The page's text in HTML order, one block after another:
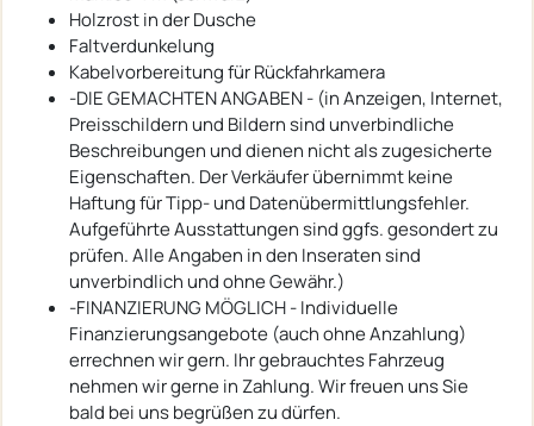
Holzrost in der Dusche
Faltverdunkelung
Kabelvorbereitung für Rückfahrkamera
-DIE GEMACHTEN ANGABEN - (in Anzeigen, Internet,
Preisschildern und Bildern sind unverbindliche
Beschreibungen und dienen nicht als zugesicherte
Eigenschaften. Der Verkäufer übernimmt keine
Haftung für Tipp- und Datenübermittlungsfehler.
Aufgeführte Ausstattungen sind ggfs. gesondert zu
prüfen. Alle Angaben in den Inseraten sind
unverbindlich und ohne Gewähr.)
-FINANZIERUNG MÖGLICH - Individuelle
Finanzierungsangebote (auch ohne Anzahlung)
errechnen wir gern. Ihr gebrauchtes Fahrzeug
nehmen wir gerne in Zahlung. Wir freuen uns Sie
bald bei uns begrüßen zu dürfen.